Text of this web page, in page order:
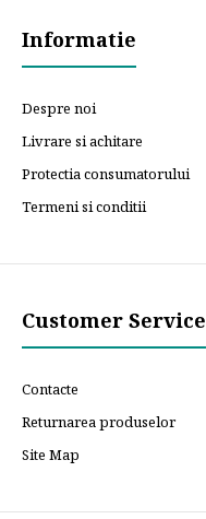
Informatie
Despre noi
Livrare si achitare
Protectia consumatorului
Termeni si conditii
Customer Service
Contacte
Returnarea produselor
Site Map